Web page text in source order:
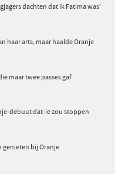
dachten dat ik Fatima was’
haar arts, maar haalde Oranje
maar twee passes gaf
debuut dat-ie zou stoppen
genieten bij Oranje